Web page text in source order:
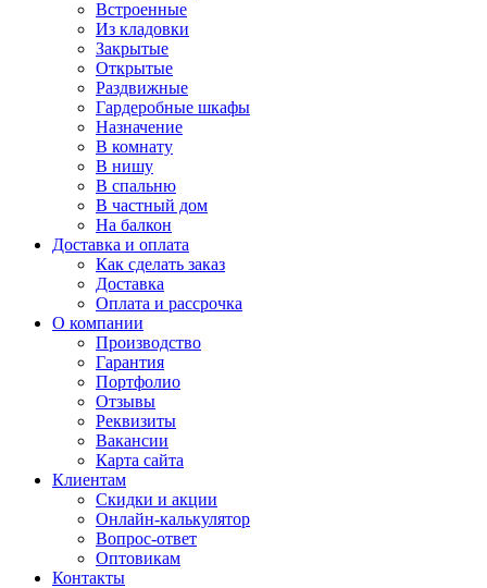
Встроенные
Из кладовки
Закрытые
Открытые
Раздвижные
Гардеробные шкафы
Назначение
В комнату
В нишу
В спальню
В частный дом
На балкон
Доставка и оплата
Как сделать заказ
Доставка
Оплата и рассрочка
О компании
Производство
Гарантия
Портфолио
Отзывы
Реквизиты
Вакансии
Карта сайта
Клиентам
Скидки и акции
Онлайн-калькулятор
Вопрос-ответ
Оптовикам
Контакты